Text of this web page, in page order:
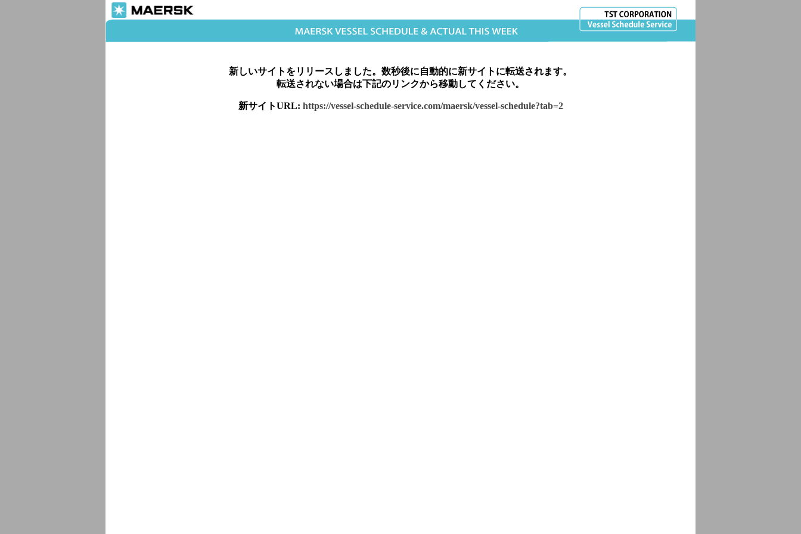
新しいサイトをリリースしました。数秒後に自動的に新サイトに転送されます。
転送されない場合は下記のリンクから移動してください。
新サイトURL: https://vessel-schedule-service.com/maersk/vessel-schedule?tab=2